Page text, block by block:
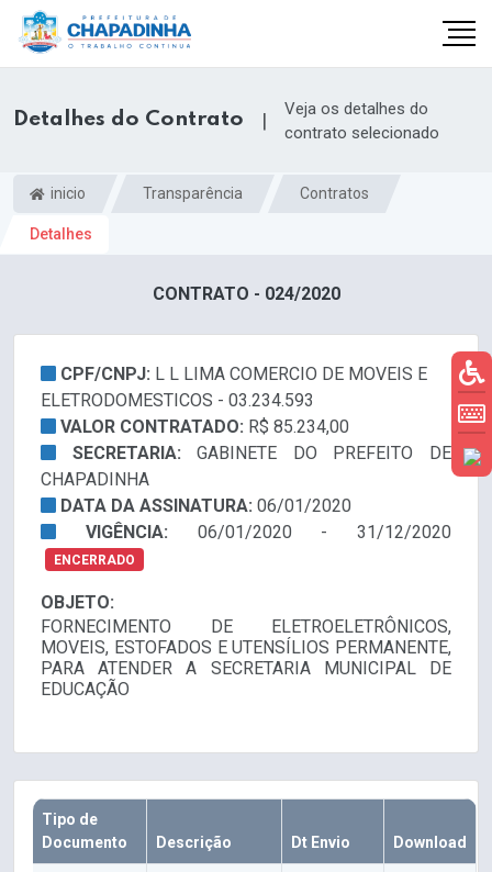
Detalhes do Contrato |
Veja os detalhes do
contrato selecionado
inicio Transparência Contratos
Detalhes
CONTRATO - 024/2020
CPF/CNPJ: L L LIMA COMERCIO DE MOVEIS E
ELETRODOMESTICOS - 03.234.593
VALOR CONTRATADO: R$ 85.234,00
SECRETARIA:GABINETE DO PREFEITO DE
CHAPADINHA
DATA DA ASSINATURA: 06/01/2020
VIGÊNCIA: 06/01/2020 - 31/12/2020
ENCERRADO
OBJETO:
FORNECIMENTO DE ELETROELETRÔNICOS,
MOVEIS, ESTOFADOS E UTENSÍLIOS PERMANENTE,
PARA ATENDER A SECRETARIA MUNICIPAL DE
EDUCAÇÃO
Tipo de
Documento
Descrição Dt Envio Download